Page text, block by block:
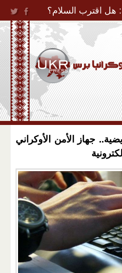
Jump to
هل اقترب السلام؟
جهاز الأمن الأوكراني